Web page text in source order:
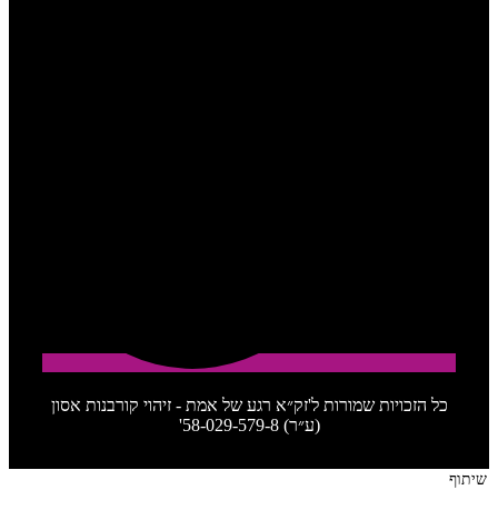
כל הזכויות שמורות ל'זק״א רגע של אמת - זיהוי קורבנות אסון
(ע״ר) 58-029-579-8'
שיתוף